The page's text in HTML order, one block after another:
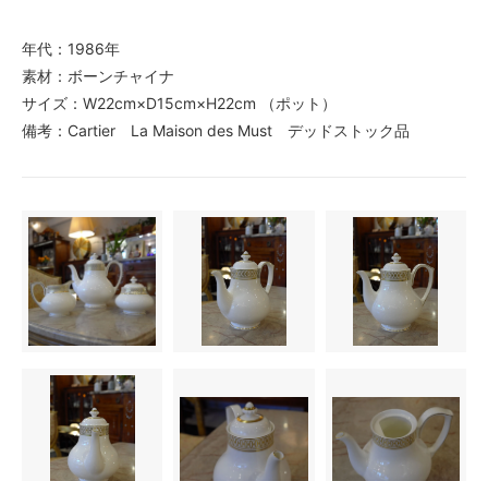
年代：1986年
素材：ボーンチャイナ
サイズ：W22cm×D15cm×H22cm （ポット）
備考：Cartier La Maison des Must デッドストック品